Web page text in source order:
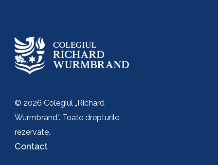
© 2026 Colegiul „Richard
Wurmbrand”. Toate drepturile
rezervate.
Contact